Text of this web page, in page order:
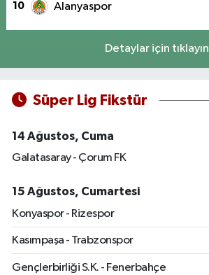
10 Alanyaspor
Detaylar için tıklayın
Süper Lig Fikstür
14 Ağustos, Cuma
Galatasaray - Çorum FK
15 Ağustos, Cumartesi
Konyaspor - Rizespor
Kasımpaşa - Trabzonspor
Gençlerbirliği S.K. - Fenerbahçe